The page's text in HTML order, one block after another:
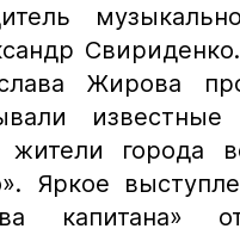
Жирова
города
Яркое
капитана»